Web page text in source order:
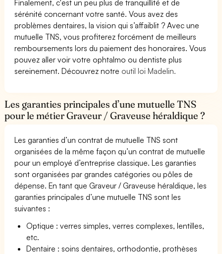
Finalement, c'est un peu plus de tranquillité et de
sérénité concernant votre santé. Vous avez des
problèmes dentaires, la vision qui s’affaiblit ? Avec une
mutuelle TNS, vous profiterez forcément de meilleurs
remboursements lors du paiement des honoraires. Vous
pouvez aller voir votre ophtalmo ou dentiste plus
sereinement. Découvrez notre outil loi Madelin.
Les garanties principales d’une mutuelle TNS
pour le métier Graveur / Graveuse héraldique ?
Les garanties d’un contrat de mutuelle TNS sont
organisées de la même façon qu’un contrat de mutuelle
pour un employé d’entreprise classique. Les garanties
sont organisées par grandes catégories ou pôles de
dépense. En tant que Graveur / Graveuse héraldique, les
garanties principales d’une mutuelle TNS sont les
suivantes :
Optique : verres simples, verres complexes, lentilles,
etc.
Dentaire : soins dentaires, orthodontie, prothèses